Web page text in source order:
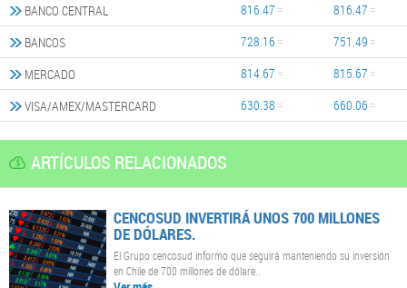
BANCO CENTRAL 816.47
816.47
BANCOS
728.16
751.49
MERCADO
814.67
815.67
VISA/AMEX/MASTERCARD
630.38 660.06
ARTÍCULOS RELACIONADOS
CENCOSUD INVERTIRÁ UNOS 700 MILLONES
DE DÓLARES.
El Grupo cencosud informo que seguirá manteniendo su inversión
en Chile de 700 millones de dólare..